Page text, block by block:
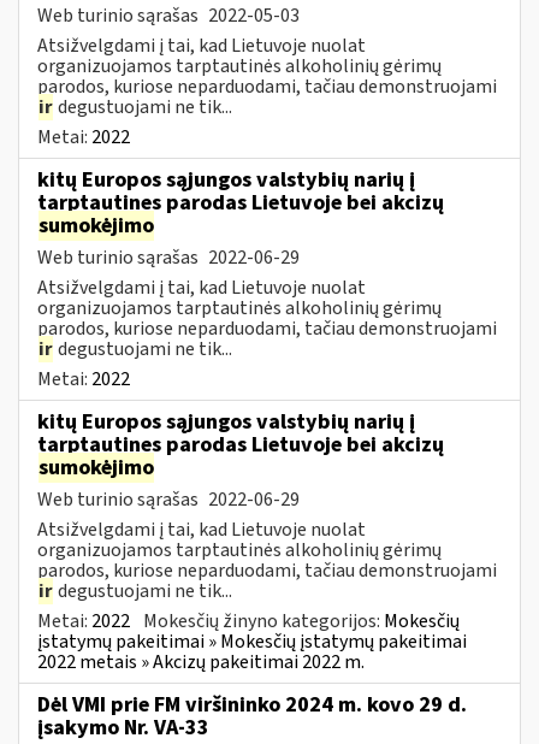
Web turinio sąrašas 2022-05-03
Atsižvelgdami į tai, kad Lietuvoje nuolat
organizuojamos tarptautinės alkoholinių gėrimų
parodos, kuriose neparduodami, tačiau demonstruojami
irdegustuojami ne tik...
Metai: 2022
kitų Europos sąjungos valstybių narių į
tarptautines parodas Lietuvoje bei akcizų
sumokėjimo
Web turinio sąrašas 2022-06-29
Atsižvelgdami į tai, kad Lietuvoje nuolat
organizuojamos tarptautinės alkoholinių gėrimų
parodos, kuriose neparduodami, tačiau demonstruojami
irdegustuojami ne tik...
Metai: 2022
kitų Europos sąjungos valstybių narių į
tarptautines parodas Lietuvoje bei akcizų
sumokėjimo
Web turinio sąrašas 2022-06-29
Atsižvelgdami į tai, kad Lietuvoje nuolat
organizuojamos tarptautinės alkoholinių gėrimų
parodos, kuriose neparduodami, tačiau demonstruojami
irdegustuojami ne tik...
Metai: 2022 Mokesčių žinyno kategorijos: Mokesčių
įstatymų pakeitimai » Mokesčių įstatymų pakeitimai
2022 metais » Akcizų pakeitimai 2022 m.
Dėl VMI prie FM viršininko 2024 m. kovo 29 d.
įsakymo Nr. VA-33